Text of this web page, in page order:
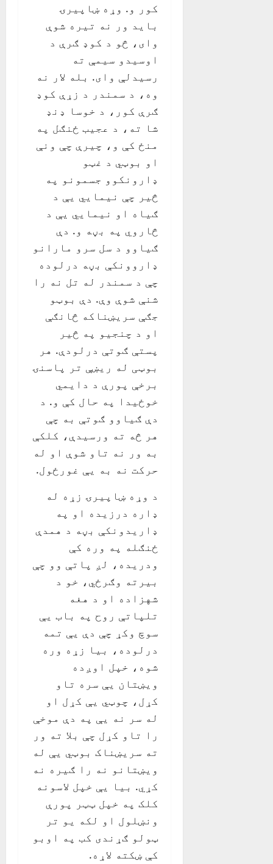
کور و. وړه ښاپیرۍ
باید ور نه تیره شوې
وای، څو د کوډ ګرې د
اوسیدو سیمې ته
رسیدلې وای. بله لار نه
وه، د سمندر د زړې کوډ
ګرې کور، د خوسا ډنډ
شا ته، د عجیب ځنګل په
منځ کې و، چیرې چې ونې
او بوټي د غټو
ډارونکوو جسمونو په
څیر چې نیمايي یې د
ګیاه او نیمايي یې د
څاروي په بڼه و. دې
ګیاوو د سل سرو مارانو
ډاروونکې بڼه درلوده
چې د سمندر له تل نه را
شنې شوې وې. دې بوټو
جګې سریښناکه څانګې
او د چنجیو په څیر
پستې ګوتې درلودې. هر
بوټی له ریښې تر پاسنۍ
برخې پورې د دایمي
خوځیدا په حال کې و. د
دې ګیاوو ګوتې به چې
هر څه ته ورسیدې، کلکې
به ور نه تاو شوې او له
حرکت نه به یې غورځول.
د وړه ښاپیرۍ زړه له
ډاره درزیده او په
ډاریدونکې بڼه د همدې
ځنګله په وره کې
ودریده، لږ پاتې وو چې
بیرته وګرځي، خو د
شهزاده او د هغه
تلپاتې روح په باب یې
سوچ وکړ چې دې یې تمه
درلوده، بیا زړه وره
شوه، خپل اوږده
ویښتان یې سره تاو
کړل، چوټي یې کړل او
له سر نه یې په دې موخې
را تاو کړل چې بلا ته ور
ته سریښناک بوټي یې له
ویښتانو نه را ګیره نه
کړي. بیا یې خپل لاسونه
کلک په خپل ټټر پورې
ونښلول او لکه یو تر
ټولو ګړندی کب په اوبو
کې ښکته لاړه.